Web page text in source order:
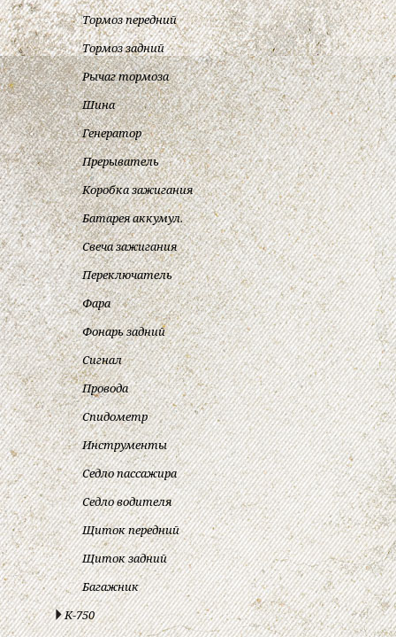
Тормоз передний
Тормоз задний
Рычаг тормоза
Шина
Генератор
Прерыватель
Коробка зажигания
Батарея аккумул.
Свеча зажигания
Переключатель
Фара
Фонарь задний
Сигнал
Провода
Спидометр
Инструменты
Седло пассажира
Седло водителя
Щиток передний
Щиток задний
Багажник
К-750